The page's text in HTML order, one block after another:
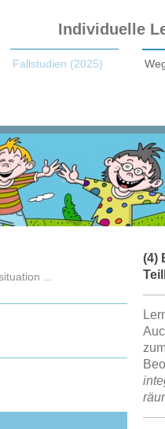
Individuelle
Fallstudien (2025)
(4)
...